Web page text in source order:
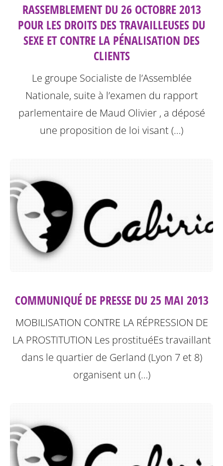
RASSEMBLEMENT DU 26 OCTOBRE 2013
POUR LES DROITS DES TRAVAILLEUSES DU
SEXE ET CONTRE LA PÉNALISATION DES
CLIENTS
Le groupe Socialiste de l’Assemblée
Nationale, suite à l’examen du rapport
parlementaire de Maud Olivier , a déposé
une proposition de loi visant (…)
COMMUNIQUÉ DE PRESSE DU 25 MAI 2013
MOBILISATION CONTRE LA RÉPRESSION DE
LA PROSTITUTION Les prostituéEs travaillant
dans le quartier de Gerland (Lyon 7 et 8)
organisent un (…)